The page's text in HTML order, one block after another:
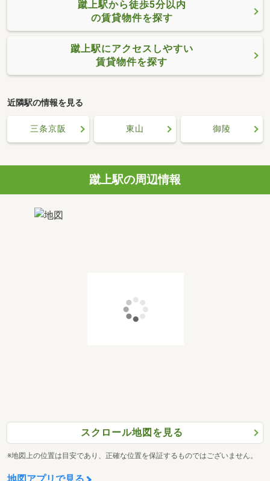
蹴上駅から徒歩5分以内
の賃貸物件を探す
蹴上駅にアクセスしやすい
賃貸物件を探す
近隣駅の情報を見る
三条京阪 東山 御陵
蹴上駅の周辺情報
スクロール地図を見る
※地図上の位置は目安であり、正確な位置を保証するものではございません。